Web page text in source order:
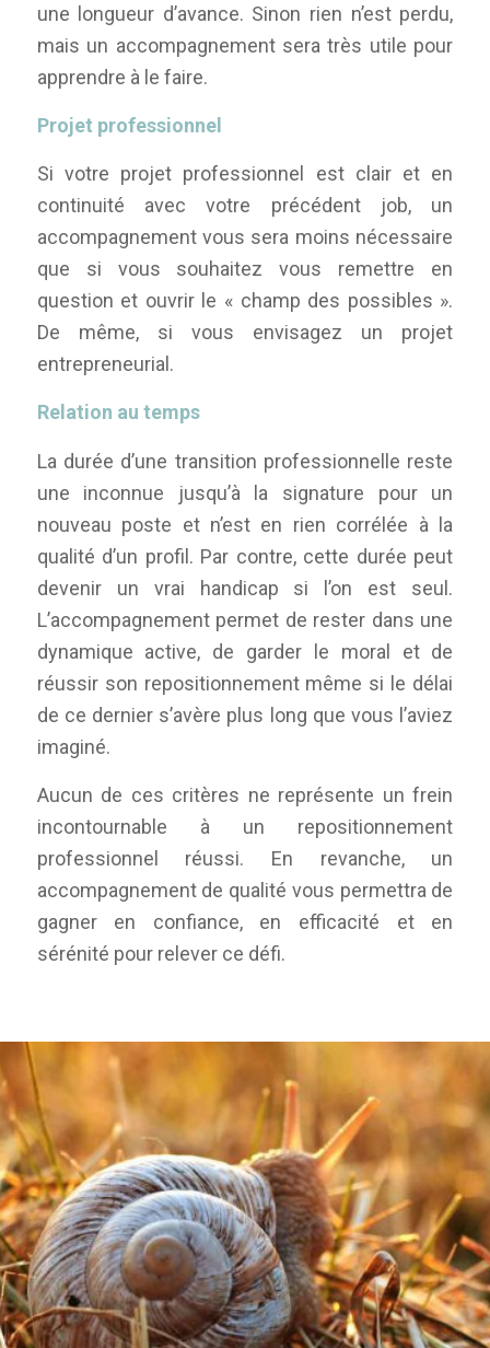
une longueur d’avance. Sinon rien n’est perdu,
mais un accompagnement sera très utile pour
apprendre à le faire.
Projet professionnel
Si votre projet professionnel est clair et en
continuité avec votre précédent job, un
accompagnement vous sera moins nécessaire
que si vous souhaitez vous remettre en
question et ouvrir le « champ des possibles ».
De même, si vous envisagez un projet
entrepreneurial.
Relation au temps
La durée d’une transition professionnelle reste
une inconnue jusqu’à la signature pour un
nouveau poste et n’est en rien corrélée à la
qualité d’un profil. Par contre, cette durée peut
devenir un vrai handicap si l’on est seul.
L’accompagnement permet de rester dans une
dynamique active, de garder le moral et de
réussir son repositionnement même si le délai
de ce dernier s’avère plus long que vous l’aviez
imaginé.
Aucun de ces critères ne représente un frein
incontournable à un repositionnement
professionnel réussi. En revanche, un
accompagnement de qualité vous permettra de
gagner en confiance, en efficacité et en
sérénité pour relever ce défi.